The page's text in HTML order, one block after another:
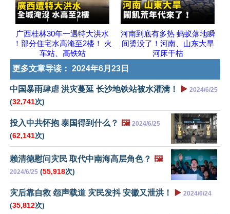
广西桂林30年一遇特大洪水
！部分住宅水高淹至2楼！ 火
车站、高铁站
河南到底有多热 蚂蚁落地瞬
间烫没了！河南、山东大旱
河床干枯
更多文章导读： 2024年6月23日
中国暴雨肆虐 洪灾蔓延 长沙地铁站被水灌满！ ▶️ 2024/6/25
(32,741次)
投入中共怀抱 泰国得到什么？ 🖼️ 2024/6/25
(62,141次)
赖清德慰问灾民 取代中南海高层角色？ 🖼️
2024/6/25 (55,918次)
灾后靠自救 怨声载道 灾民发抖 安徽又泄洪！ ▶️ 2024/6/24
(35,812次)